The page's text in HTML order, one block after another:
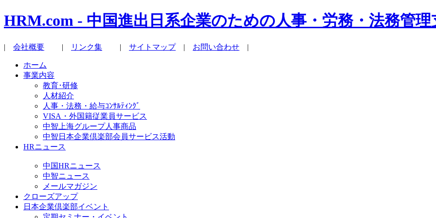
HRM.com - 中国進出日系企業のための人事・労務・法務管理
| 会社概要 | リンク集 | サイトマップ| お問い合わせ |
ホーム
事業内容
教育･研修
人材紹介
人事・法務・給与ｺﾝｻﾙﾃｨﾝｸﾞ
VISA・外国籍従業員サービス
中智上海グループ人事商品
中智日本企業倶楽部会員サービス活動
HRニュース
中国HRニュース
中智ニュース
メールマガジン
クローズアップ
日本企業倶楽部イベント